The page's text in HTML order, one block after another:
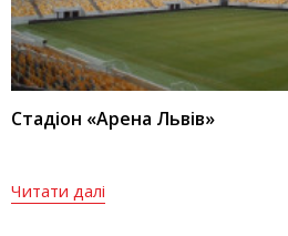
Стадіон «Арена Львів»
Читати далі